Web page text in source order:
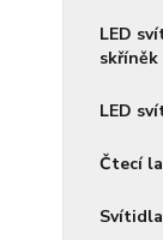
LED
skříněk
LED
Čtecí